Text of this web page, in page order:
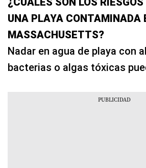
UNA PLAYA CONTAMINADA
MASSACHUSETTS?
Nadar en agua de playa con
bacterias o algas tóxicas